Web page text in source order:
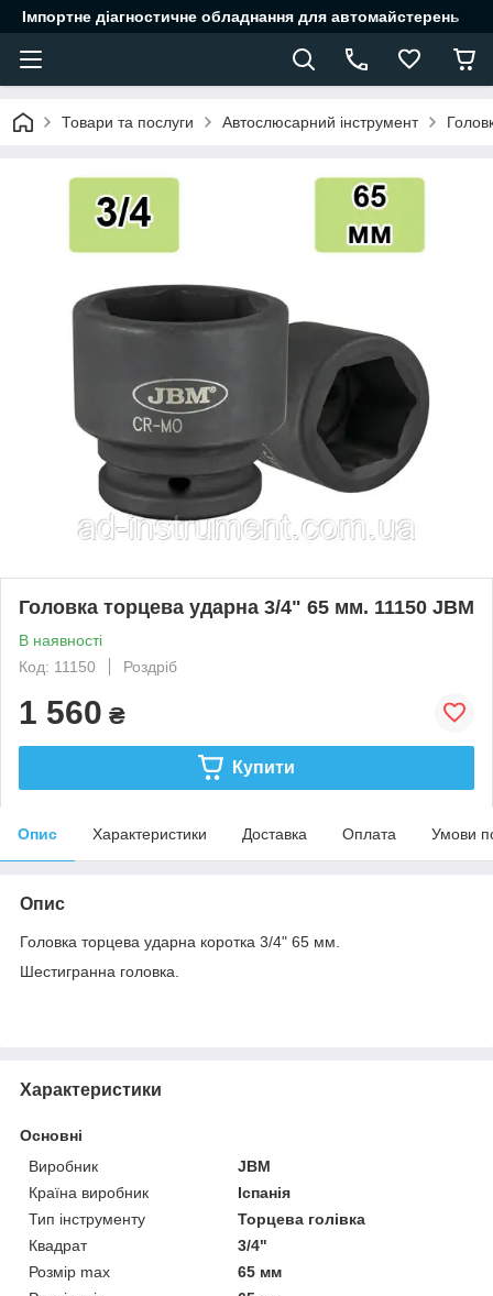
Імпортне діагностичне обладнання для автомайстерень
Товари та послуги Автослюсарний інструмент
Головка торцева ударна 3/4" 65 мм. 11150 JBM
В наявності
Код: 11150
Роздріб
1 560 ₴
Купити
Опис Характеристики Доставка Оплата Умови
Опис
Головка торцева ударна коротка 3/4" 65 мм.
Шестигранна головка.
Характеристики
Основні
Виробник
JBM
Країна виробник
Іспанія
Тип інструменту
Торцева голівка
Квадрат
3/4"
Розмір max
65 мм